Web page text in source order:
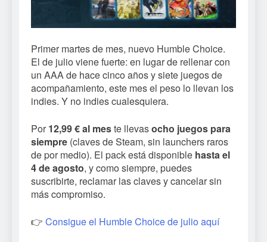
Primer martes de mes, nuevo Humble Choice.
El de julio viene fuerte: en lugar de rellenar con
un AAA de hace cinco años y siete juegos de
acompañamiento, este mes el peso lo llevan los
indies. Y no indies cualesquiera.
Por 12,99 € al meste llevasocho juegos para
siempre (claves de Steam, sin launchers raros
de por medio). El pack está disponible hasta el
4 de agosto, y como siempre, puedes
suscribirte, reclamar las claves y cancelar sin
más compromiso.
👉 Consigue el Humble Choice de julio aquí